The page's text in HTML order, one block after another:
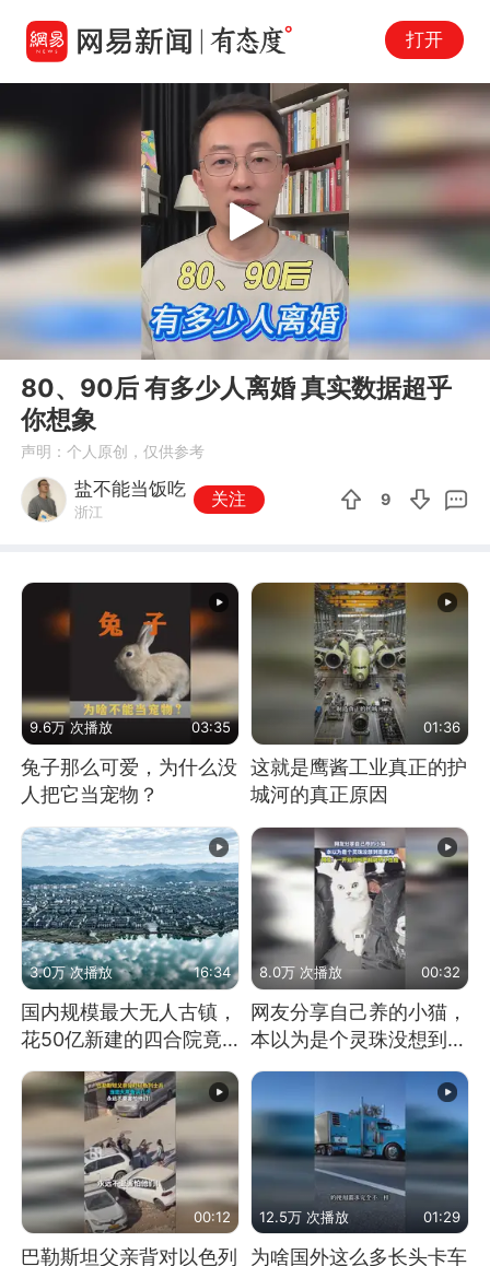
打开
00:00 04:34
Play
80、90后 有多少人离婚 真实数据超乎
你想象
声明：个人原创，仅供参考
盐不能当饭吃
浙江
关注 9
9.6万 次播放 03:35
兔子那么可爱，为什么没
人把它当宠物？
01:36
这就是鹰酱工业真正的护
城河的真正原因
3.0万 次播放 16:34
国内规模最大无人古镇，
花50亿新建的四合院竟
没人住，发生了啥
8.0万 次播放 00:32
网友分享自己养的小猫，
本以为是个灵珠没想到是
魔丸
00:12
巴勒斯坦父亲背对以色列
12.5万 次播放 01:29
为啥国外这么多长头卡车